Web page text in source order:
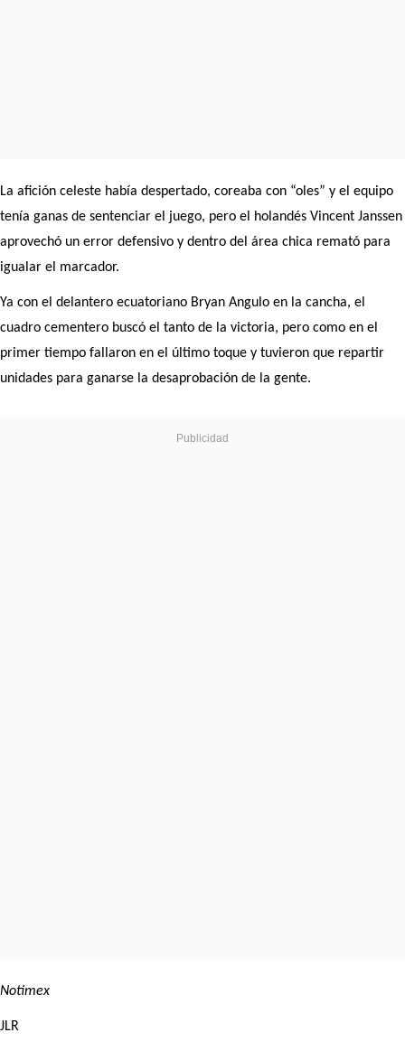
La afición celeste había despertado, coreaba con “oles” y el equipo
tenía ganas de sentenciar el juego, pero el holandés Vincent Janssen
aprovechó un error defensivo y dentro del área chica remató para
igualar el marcador.
Ya con el delantero ecuatoriano Bryan Angulo en la cancha, el
cuadro cementero buscó el tanto de la victoria, pero como en el
primer tiempo fallaron en el último toque y tuvieron que repartir
unidades para ganarse la desaprobación de la gente.
Notimex
JLR